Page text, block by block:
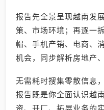
报告先全景呈现越南发
策、市场环境；再逐一
帽、手机产销、电商、
机会，同步解析房地产
无需耗时搜集零散信息
报告既是你全面认识越
资、开厂、拓展业务的